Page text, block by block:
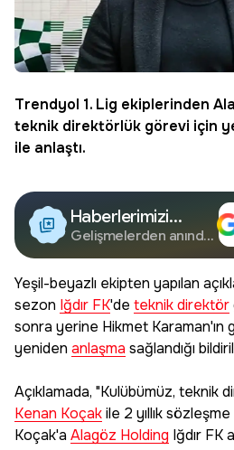
Trendyol 1. Lig ekiplerinden
teknik direktörlük görevi için
ile anlaştı.
Haberlerimizi
Google'da Takip
Edin
Gelişmelerden anında
Yeşil-beyazlı ekipten yapılan
sezon Iğdır FK'de teknik direktör
sonra yerine Hikmet Karaman'ın
yeniden anlaşma sağlandığı
Açıklamada, "Kulübümüz, teknik
Kenan Koçakile 2 yıllık
Koçak'a Alagöz Holding Iğdır FK